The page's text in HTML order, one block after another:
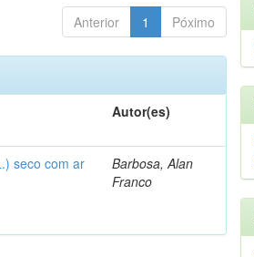
Anterior 1 Póximo
Autor(es)
seco com ar
Barbosa, Alan
Franco